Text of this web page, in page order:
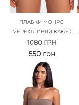
ПЛАВКИ МОНРО
МЕРЕХТЛИВИЙ КАКАО
1080ГРН
550 грн